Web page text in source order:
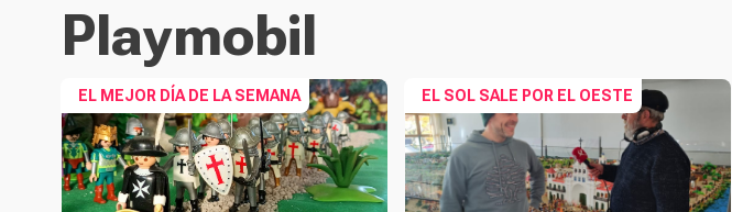
Playmobil
EL MEJOR DÍA DE LA SEMANA EL SOL SALE POR EL OESTE